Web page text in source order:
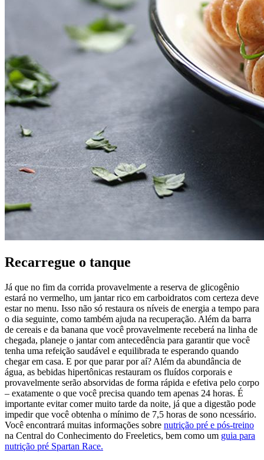
Recarregue o tanque
Já que no fim da corrida provavelmente a reserva de glicogênio
estará no vermelho, um jantar rico em carboidratos com certeza deve
estar no menu. Isso não só restaura os níveis de energia a tempo para
o dia seguinte, como também ajuda na recuperação. Além da barra
de cereais e da banana que você provavelmente receberá na linha de
chegada, planeje o jantar com antecedência para garantir que você
tenha uma refeição saudável e equilibrada te esperando quando
chegar em casa. E por que parar por aí? Além da abundância de
água, as bebidas hipertônicas restauram os fluídos corporais e
provavelmente serão absorvidas de forma rápida e efetiva pelo corpo
– exatamente o que você precisa quando tem apenas 24 horas. É
importante evitar comer muito tarde da noite, já que a digestão pode
impedir que você obtenha o mínimo de 7,5 horas de sono ncessário.
Você encontrará muitas informações sobre nutrição pré e pós-treino
na Central do Conhecimento do Freeletics, bem como um guia para
nutrição pré Spartan Race.